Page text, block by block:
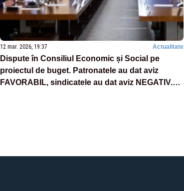
12 mar. 2026, 19:37 Actualitate
Dispute în Consiliul Economic și Social pe
proiectul de buget. Patronatele au dat aviz
FAVORABIL, sindicatele au dat aviz NEGATIV.